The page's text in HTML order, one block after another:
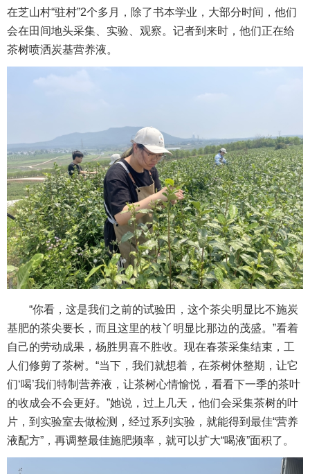
在芝山村“驻村”2个多月，除了书本学业，大部分时间，他们
会在田间地头采集、实验、观察。记者到来时，他们正在给
茶树喷洒炭基营养液。
“你看，这是我们之前的试验田，这个茶尖明显比不施炭
基肥的茶尖要长，而且这里的枝丫明显比那边的茂盛。”看着
自己的劳动成果，杨胜男喜不胜收。现在春茶采集结束，工
人们修剪了茶树。“当下，我们就想着，在茶树休整期，让它
们‘喝’我们特制营养液，让茶树心情愉悦，看看下一季的茶叶
的收成会不会更好。”她说，过上几天，他们会采集茶树的叶
片，到实验室去做检测，经过系列实验，就能得到最佳“营养
液配方”，再调整最佳施肥频率，就可以扩大“喝液”面积了。